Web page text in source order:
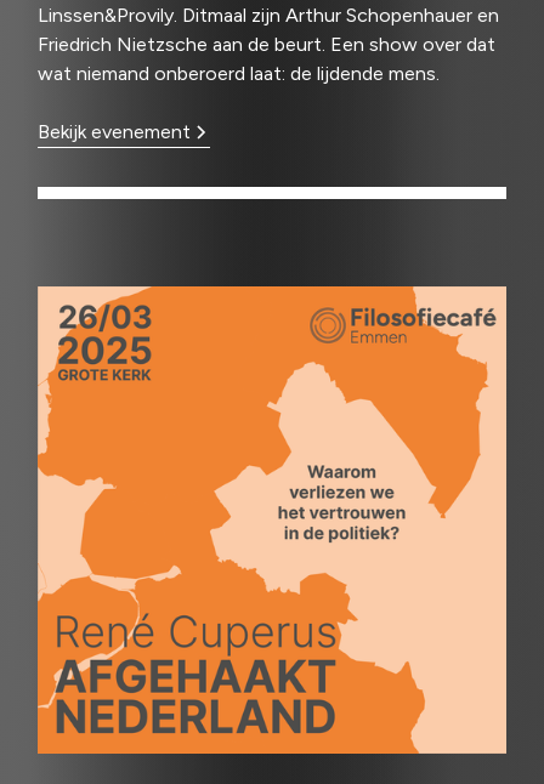
Linssen&Provily. Ditmaal zijn Arthur Schopenhauer en
Friedrich Nietzsche aan de beurt. Een show over dat
wat niemand onberoerd laat: de lijdende mens.
Bekijk evenement